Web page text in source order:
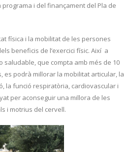
programa i del finançament del Pla de
física i la mobilitat de les persones
beneficis de l’exercici físic. Així a
saludable, que compta amb més de 10
es podrà millorar la mobilitat articular, la
la funció respiratòria, cardiovascular i
per aconseguir una millora de les
i motrius del cervell.